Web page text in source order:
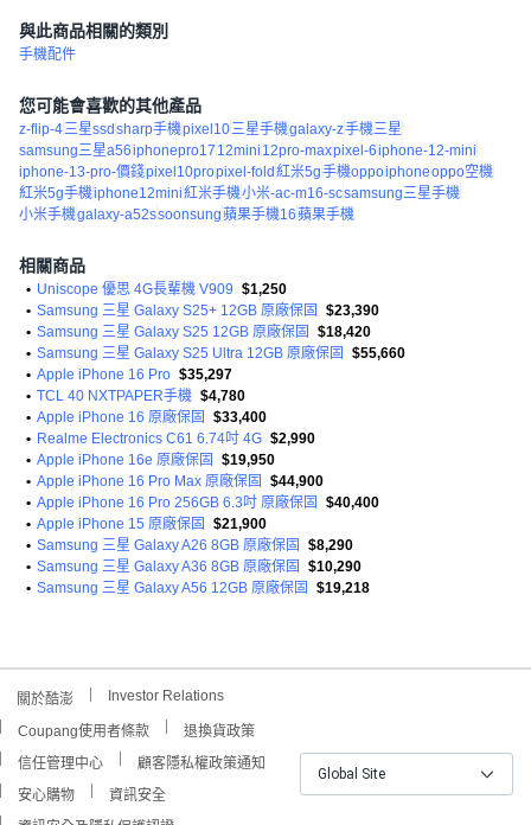
與此商品相關的類別
手機配件
您可能會喜歡的其他產品
z-flip-4三星ssd sharp手機pixel10三星手機galaxy-z手機三星
samsung三星a56iphonepro17 12mini 12pro-maxpixel-6iphone-12-mini
iphone-13-pro-價錢pixel10propixel-fold 紅米5g手機oppoiphoneoppo空機
紅米5g手機iphone12mini紅米手機小米-ac-m16-scsamsung三星手機
小米手機galaxy-a52ssoonsung蘋果手機16蘋果手機
相關商品
• Uniscope 優思 4G長輩機 V909 $1,250
• Samsung 三星 Galaxy S25+ 12GB 原廠保固
$23,390
• Samsung 三星 Galaxy S25 12GB 原廠保固
$18,420
• Samsung 三星 Galaxy S25 Ultra 12GB 原廠保固
$55,660
• Apple iPhone 16 Pro $35,297
• TCL 40 NXTPAPER手機 $4,780
• Apple iPhone 16 原廠保固
$33,400
• Realme Electronics C61 6.74吋 4G $2,990
• Apple iPhone 16e 原廠保固
$19,950
• Apple iPhone 16 Pro Max 原廠保固
$44,900
• Apple iPhone 16 Pro 256GB 6.3吋 原廠保固
$40,400
• Apple iPhone 15 原廠保固
$21,900
• Samsung 三星 Galaxy A26 8GB 原廠保固
$8,290
• Samsung 三星 Galaxy A36 8GB 原廠保固
$10,290
• Samsung 三星 Galaxy A56 12GB 原廠保固 $19,218
關於酷澎 Investor Relations
Coupang使用者條款
退換貨政策
信任管理中心
顧客隱私權政策通知
安心購物
資訊安全
Global Site